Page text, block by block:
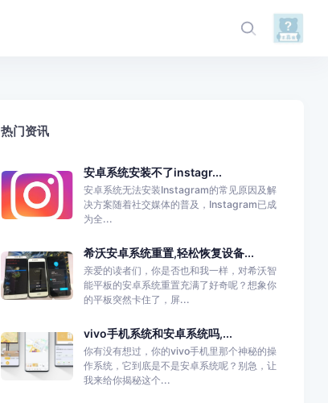
热门资讯
安卓系统安装不了instagr...
安卓系统无法安装Instagram的常见原因及解
决方案随着社交媒体的普及，Instagram已成
为全...
希沃安卓系统重置,轻松恢复设备...
亲爱的读者们，你是否也和我一样，对希沃智
能平板的安卓系统重置充满了好奇呢？想象你
的平板突然卡住了，屏...
vivo手机系统和安卓系统吗,...
你有没有想过，你的vivo手机里那个神秘的操
作系统，它到底是不是安卓系统呢？别急，让
我来给你揭秘这个...